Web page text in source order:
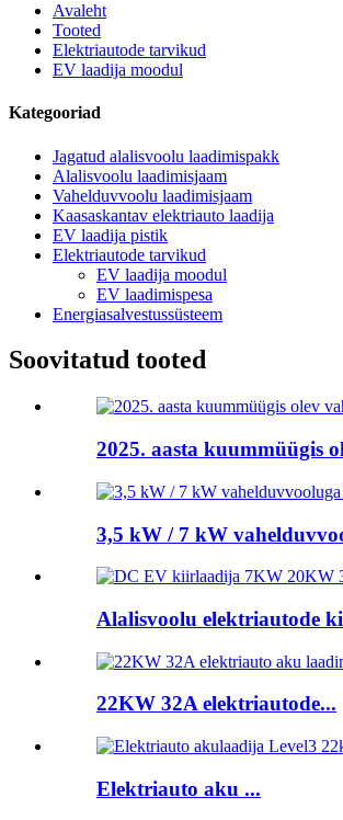
Avaleht
Tooted
Elektriautode tarvikud
EV laadija moodul
Kategooriad
Jagatud alalisvoolu laadimispakk
Alalisvoolu laadimisjaam
Vahelduvvoolu laadimisjaam
Kaasaskantav elektriauto laadija
EV laadija pistik
Elektriautode tarvikud
EV laadija moodul
EV laadimispesa
Energiasalvestussüsteem
Soovitatud tooted
2025. aasta kuummüügis
3,5 kW / 7 kW
Alalisvoolu elektriautode
22KW 32A elektriautode...
Elektriauto aku ...